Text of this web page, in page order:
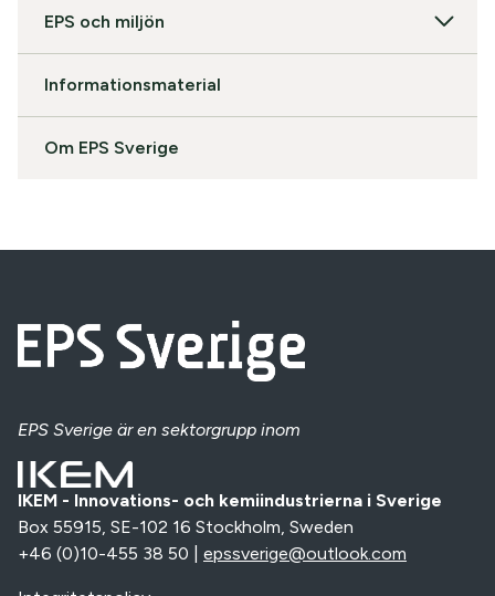
EPS och miljön
Informationsmaterial
Om EPS Sverige
EPS Sverige är en sektorgrupp inom
IKEM - Innovations- och kemiindustrierna i Sverige
Box 55915, SE-102 16 Stockholm, Sweden
+46 (0)10-455 38 50 | epssverige@outlook.com